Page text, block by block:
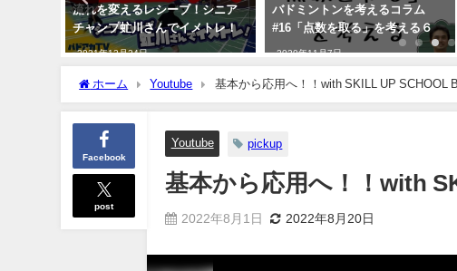
流れを変えるレシーブ！シニア
チャンプ虻川さんでイメトレ！
2021年12月24日
バドミントンを考えるコラム
#16「点数を取る」を考える６
2020年11月7日
ホーム Youtube 基本から応用へ！！with SKILL UP SCHOOL
Facebook
post
Youtube pickup
基本から応用へ！！with
2022年8月1日 2022年8月20日